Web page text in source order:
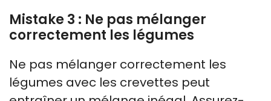
Mistake 3 : Ne pas mélanger
correctement les légumes
Ne pas mélanger correctement les
légumes avec les crevettes peut